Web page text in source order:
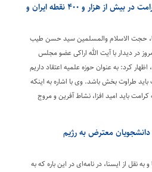
برگزاری برنامه‌های دهه کرامت در بیش از هزار و ۴۰۰ نقطه ایران و
حجت الاسلام والمسلمین سید حسن طیب
در دیدار با آیت الله اراکی عضو مجلس
کرد: به عنوان حوزه علمیه اعتقاد داریم
طراوت بخش باشد. وی با اشاره به اینکه
کرامت باید امید افزا، نشاط آفرین و مروج
معترض به رژیم
به نقل از ایسنا، در نامه‌ای در این باره که به